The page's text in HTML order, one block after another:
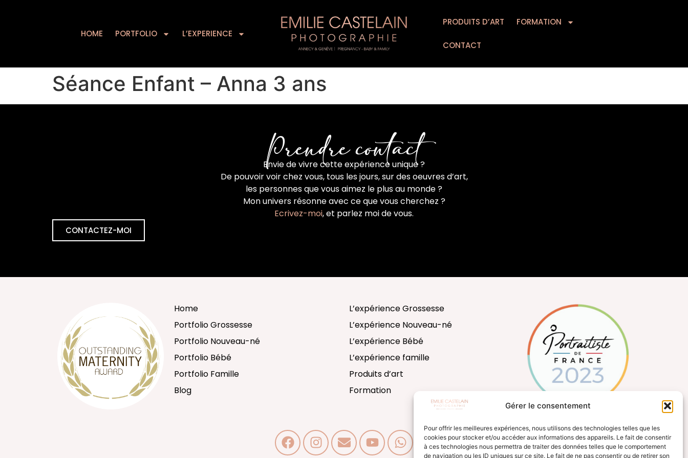
Gérer le consentement
Pour offrir les meilleures expériences, nous utilisons des technologies telles que les
cookies pour stocker et/ou accéder aux informations des appareils. Le fait de consentir
à ces technologies nous permettra de traiter des données telles que le comportement
de navigation ou les ID uniques sur ce site. Le fait de ne pas consentir ou de retirer son
HOME PORTFOLIO L’EXPERIENCE
PRODUITS D’ART FORMATION
CONTACT
L’EXPERIENCE SUPPORTS D’ART FORMATION CONTACT
Séance Enfant – Anna 3 ans
Prendre contact
Envie de vivre cette expérience unique ?
De pouvoir voir chez vous, tous les jours, sur des oeuvres d’art,
les personnes que vous aimez le plus au monde ?
Mon univers résonne avec ce que vous cherchez ?
Ecrivez-moi, et parlez moi de vous.
CONTACTEZ-MOI
Home
Portfolio Grossesse
Portfolio Nouveau-né
Portfolio Bébé
Portfolio Famille
Blog
L’expérience Grossesse
L’expérience Nouveau-né
L’expérience Bébé
L’expérience famille
Produits d’art
Formation